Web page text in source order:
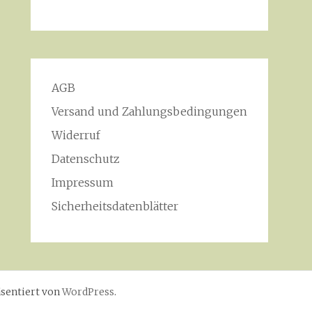
AGB
Versand und Zahlungsbedingungen
Widerruf
Datenschutz
Impressum
Sicherheitsdatenblätter
vonWordPress.